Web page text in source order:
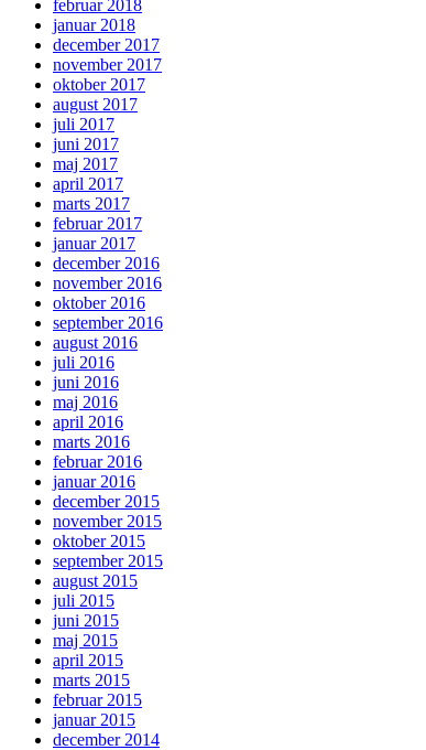
februar 2018
januar 2018
december 2017
november 2017
oktober 2017
august 2017
juli 2017
juni 2017
maj 2017
april 2017
marts 2017
februar 2017
januar 2017
december 2016
november 2016
oktober 2016
september 2016
august 2016
juli 2016
juni 2016
maj 2016
april 2016
marts 2016
februar 2016
januar 2016
december 2015
november 2015
oktober 2015
september 2015
august 2015
juli 2015
juni 2015
maj 2015
april 2015
marts 2015
februar 2015
januar 2015
december 2014